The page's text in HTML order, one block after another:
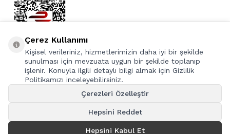
Çerez Kullanımı
Kişisel verileriniz, hizmetlerimizin daha iyi bir şekilde
sunulması için mevzuata uygun bir şekilde toplanıp
işlenir. Konuyla ilgili detaylı bilgi almak için Gizlilik
Politikamızı inceleyebilirsiniz.
Çerezleri Özelleştir
Hepsini Reddet
Hepsini Kabul Et